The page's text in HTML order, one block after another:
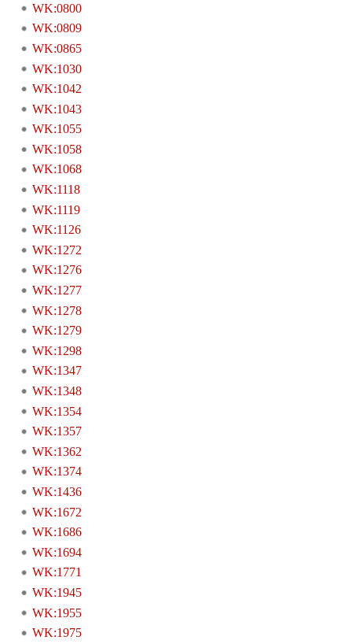
WK:0800
WK:0809
WK:0865
WK:1030
WK:1042
WK:1043
WK:1055
WK:1058
WK:1068
WK:1118
WK:1119
WK:1126
WK:1272
WK:1276
WK:1277
WK:1278
WK:1279
WK:1298
WK:1347
WK:1348
WK:1354
WK:1357
WK:1362
WK:1374
WK:1436
WK:1672
WK:1686
WK:1694
WK:1771
WK:1945
WK:1955
WK:1975